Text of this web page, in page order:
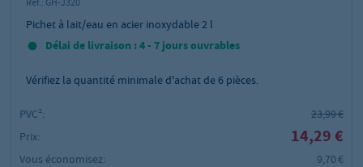
Pichet à lait/eau en acier inoxydable 2 l
Délai de livraison : 4 - 7 jours ouvrables
Vérifiez la quantité minimale d'achat de6 pièces.
PVC²:
23,99 €
Prix:
14,29 €
Vous économisez: 9,70 €